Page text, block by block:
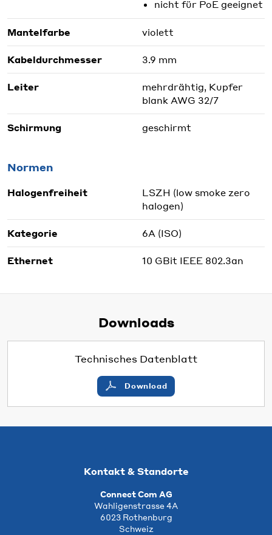
nicht für PoE geeignet
Mantelfarbe violett
Kabeldurchmesser 3.9 mm
Leiter
mehrdrähtig, Kupfer
blank AWG 32/7
Schirmung geschirmt
Normen
Halogenfreiheit
LSZH (low smoke zero
halogen)
Kategorie 6A (ISO)
Ethernet 10 GBit IEEE 802.3an
Downloads
Technisches Datenblatt
Download
Kontakt & Standorte
Connect Com AG
Wahligenstrasse 4A
6023 Rothenburg
Schweiz